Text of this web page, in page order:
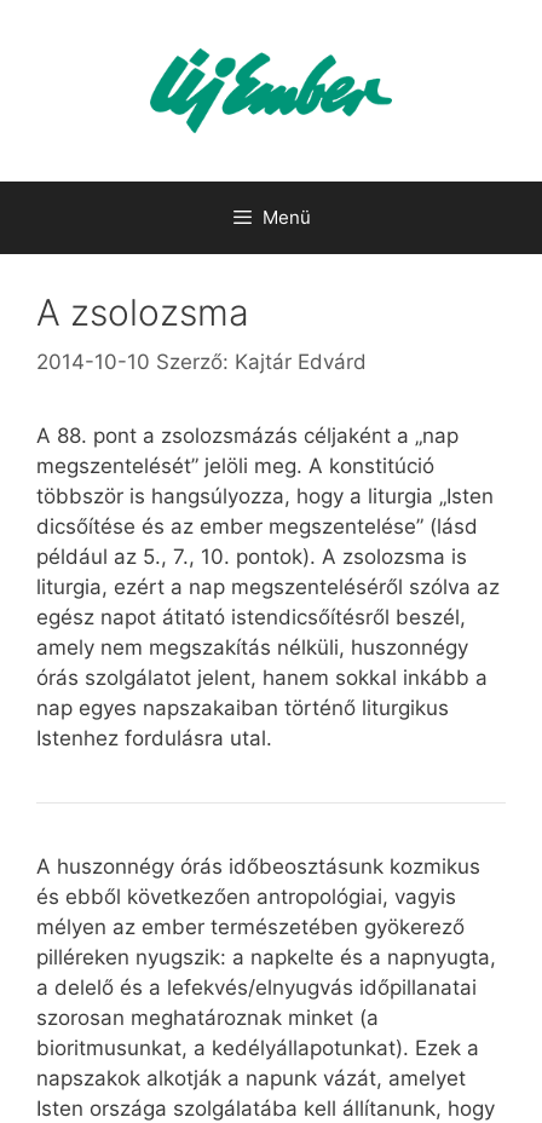
Menü
A zsolozsma
2014-10-10 Szerző: Kajtár Edvárd
A 88. pont a zsolozsmázás céljaként a „nap
megszentelését” jelöli meg. A konstitúció
többször is hangsúlyozza, hogy a liturgia „Isten
dicsőítése és az ember megszentelése” (lásd
például az 5., 7., 10. pontok). A zsolozsma is
liturgia, ezért a nap megszenteléséről szólva az
egész napot átitató istendicsőítésről beszél,
amely nem megszakítás nélküli, huszonnégy
órás szolgálatot jelent, hanem sokkal inkább a
nap egyes napszakaiban történő liturgikus
Istenhez fordulásra utal.
A huszonnégy órás időbeosztásunk kozmikus
és ebből következően antropológiai, vagyis
mélyen az ember természetében gyökerező
pilléreken nyugszik: a napkelte és a napnyugta,
a delelő és a lefekvés/elnyugvás időpillanatai
szorosan meghatároznak minket (a
bioritmusunkat, a kedélyállapotunkat). Ezek a
napszakok alkotják a napunk vázát, amelyet
Isten országa szolgálatába kell állítanunk, hogy